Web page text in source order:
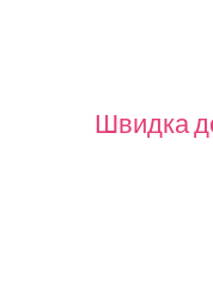
Швидка